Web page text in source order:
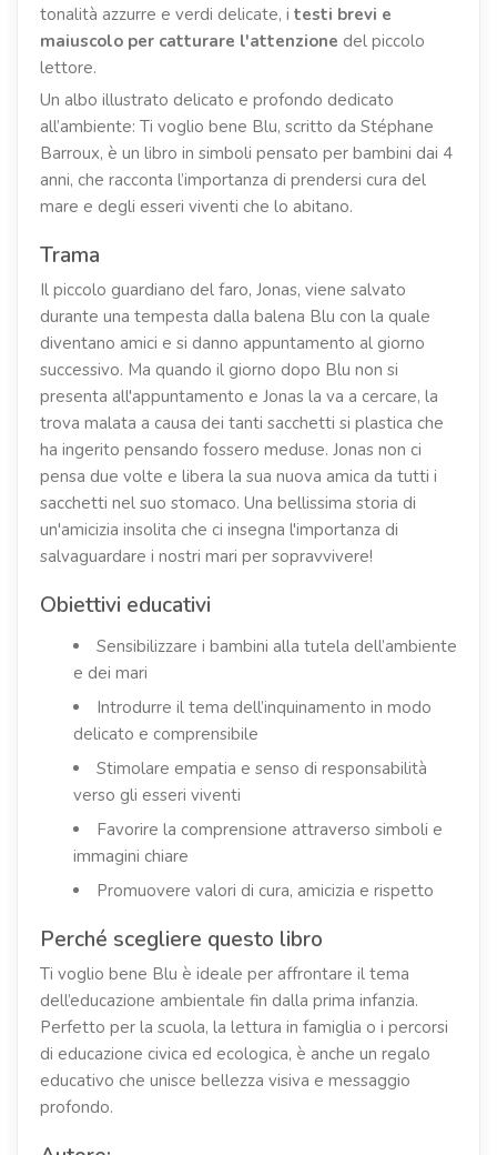
tonalità azzurre e verdi delicate, i testi brevi e
maiuscolo per catturare l'attenzione del piccolo
lettore.
Un albo illustrato delicato e profondo dedicato
all’ambiente: Ti voglio bene Blu, scritto da Stéphane
Barroux, è un libro in simboli pensato per bambini dai 4
anni, che racconta l’importanza di prendersi cura del
mare e degli esseri viventi che lo abitano.
Trama
Il piccolo guardiano del faro, Jonas, viene salvato
durante una tempesta dalla balena Blu con la quale
diventano amici e si danno appuntamento al giorno
successivo. Ma quando il giorno dopo Blu non si
presenta all'appuntamento e Jonas la va a cercare, la
trova malata a causa dei tanti sacchetti si plastica che
ha ingerito pensando fossero meduse. Jonas non ci
pensa due volte e libera la sua nuova amica da tutti i
sacchetti nel suo stomaco. Una bellissima storia di
un'amicizia insolita che ci insegna l'importanza di
salvaguardare i nostri mari per sopravvivere!
Obiettivi educativi
Sensibilizzare i bambini alla tutela dell’ambiente
e dei mari
Introdurre il tema dell’inquinamento in modo
delicato e comprensibile
Stimolare empatia e senso di responsabilità
verso gli esseri viventi
Favorire la comprensione attraverso simboli e
immagini chiare
Promuovere valori di cura, amicizia e rispetto
Perché scegliere questo libro
Ti voglio bene Blu è ideale per affrontare il tema
dell’educazione ambientale fin dalla prima infanzia.
Perfetto per la scuola, la lettura in famiglia o i percorsi
di educazione civica ed ecologica, è anche un regalo
educativo che unisce bellezza visiva e messaggio
profondo.